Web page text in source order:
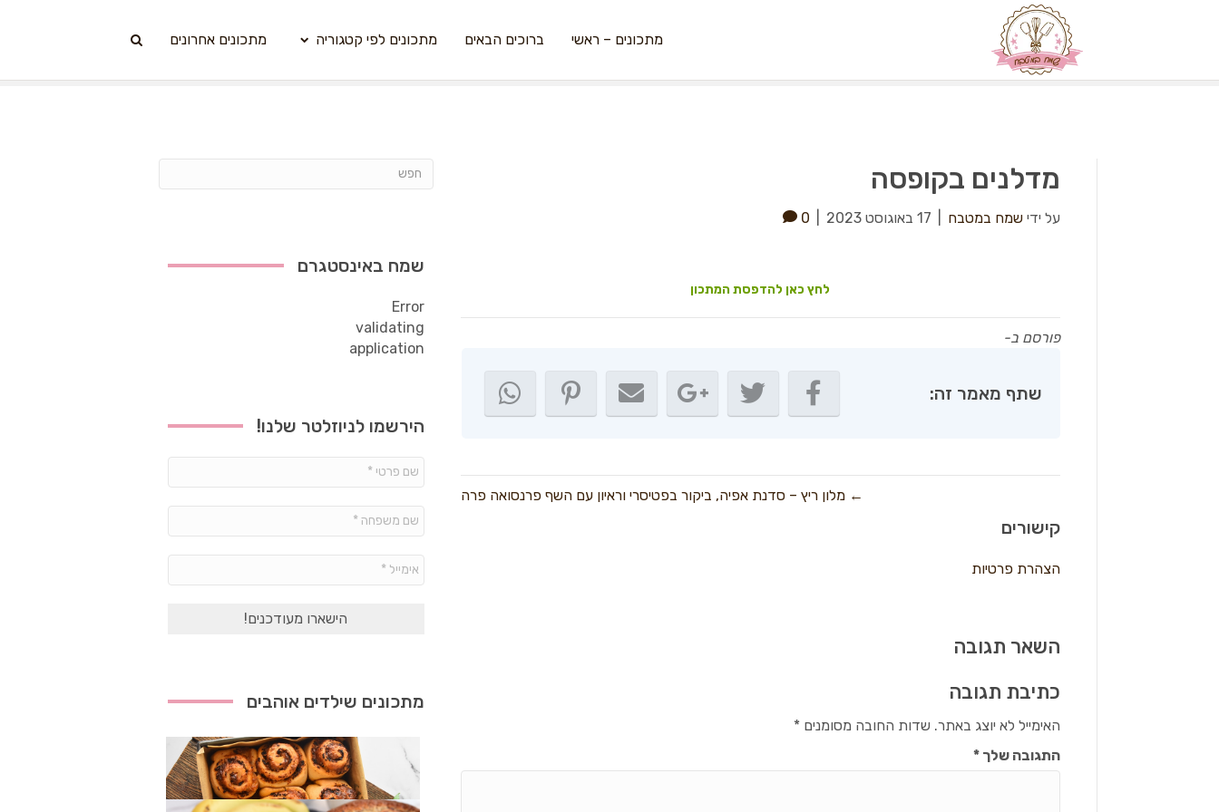
מתכונים – ראשי ברוכים הבאים מתכונים לפי קטגוריה מתכונים אחרונים
מדלנים בקופסה
על ידי שמח במטבח 17 באוגוסט 2023 0
לחץ כאן להדפסת המתכון
פורסם ב-
שתף מאמר זה:
← מלון ריץ – סדנת אפיה, ביקור בפטיסרי וראיון עם השף פרנסואה פרה
קישורים
הצהרת פרטיות
השאר תגובה
כתיבת תגובה
האימייל לא יוצג באתר. שדות החובה מסומנים*
התגובה שלך*
שמח באינסטגרם
Error
validating
application
הירשמו לניוזלטר שלנו!
מתכונים שילדים אוהבים